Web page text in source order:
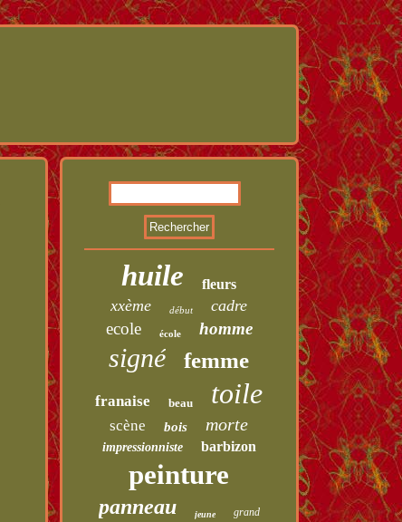
huile fleurs
xxème début cadre
ecole école homme
signé femme
franaise beau toile
scène bois morte
impressionniste barbizon
peinture
panneau jeune grand